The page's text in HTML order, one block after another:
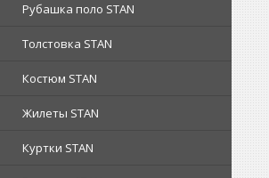
Рубашка поло STAN
Толстовка STAN
Костюм STAN
Жилеты STAN
Куртки STAN